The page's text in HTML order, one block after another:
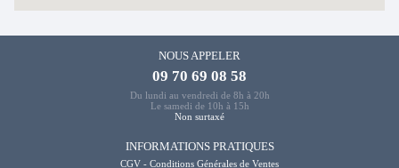
NOUS APPELER
09 70 69 08 58
Du lundi au vendredi de 8h à 20h
Le samedi de 10h à 15h
Non surtaxé
INFORMATIONS PRATIQUES
CGV - Conditions Générales de Ventes